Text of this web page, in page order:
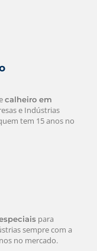
calheiro em
e Indústrias
tem 15 anos no
para
sempre com a
no mercado.